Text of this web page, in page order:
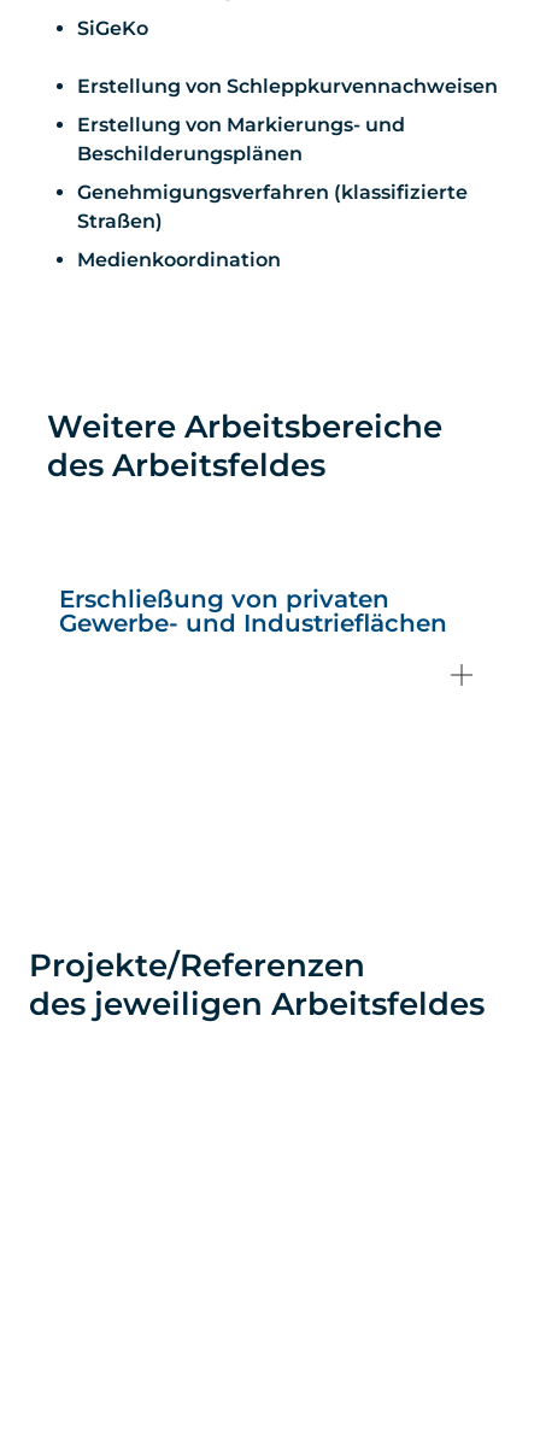
SiGeKo
Erstellung von Schleppkurvennachweisen
Erstellung von Markierungs- und
Beschilderungsplänen
Genehmigungsverfahren (klassifizierte
Straßen)
Medienkoordination
Weitere Arbeitsbereiche
des Arbeitsfeldes
Erschließung von privaten
Gewerbe- und Industrieflächen
Projekte/Referenzen
des jeweiligen Arbeitsfeldes